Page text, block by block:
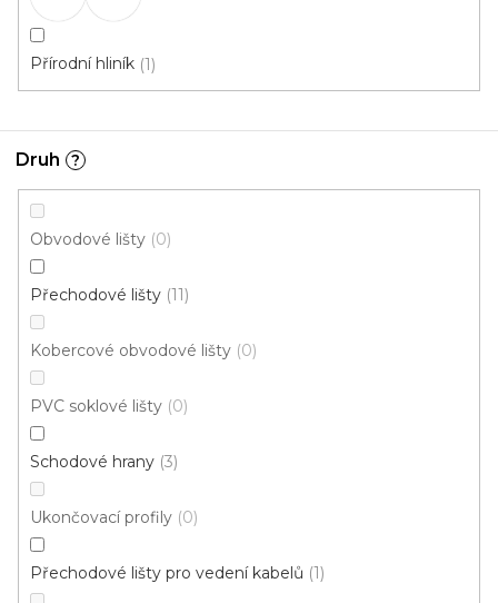
Přírodní hliník 1
Druh ?
Obvodové lišty 0
Přechodové lišty 11
Kobercové obvodové lišty 0
PVC soklové lišty 0
Schodové hrany 3
Ukončovací profily 0
Přechodové lišty pro vedení kabelů 1
A 13 PŘECHODOVÉ LIŠTY - SAMOLEPÍCÍ, šíře 40
mm
od